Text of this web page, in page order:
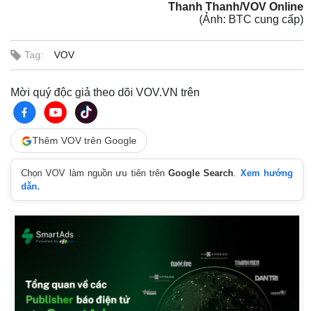
Thanh Thanh/VOV Online
(Ảnh: BTC cung cấp)
Tag: VOV
Mời quý độc giả theo dõi VOV.VN trên
Thêm VOV trên Google
Chọn VOV làm nguồn ưu tiên trênGoogle Search. Xem hướng
dẫn.